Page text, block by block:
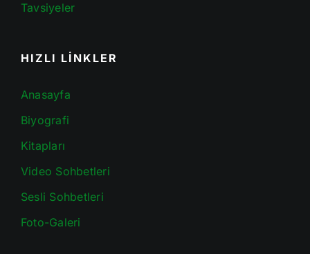
Tavsiyeler
HIZLI LİNKLER
Anasayfa
Biyografi
Kitapları
Video Sohbetleri
Sesli Sohbetleri
Foto-Galeri